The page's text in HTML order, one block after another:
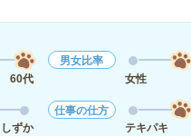
60代
男女比率
女性
しずか
仕事の仕方
テキパキ